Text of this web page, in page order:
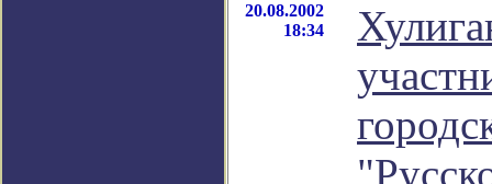
20.08.2002
18:34